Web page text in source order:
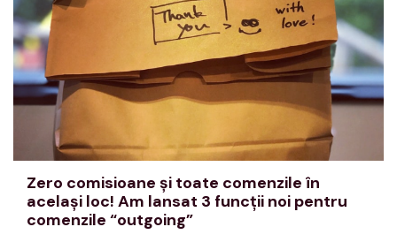
Zero comisioane şi toate comenzile în
acelaşi loc! Am lansat 3 funcţii noi pentru
comenzile “outgoing”